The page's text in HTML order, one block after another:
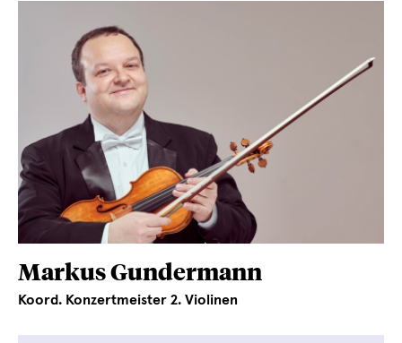
Markus Gundermann
Koord. Konzertmeister 2. Violinen